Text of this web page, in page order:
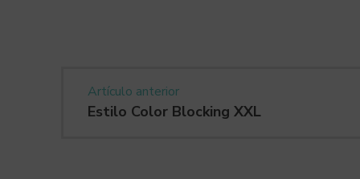
Artículo anterior
Estilo Color Blocking XXL